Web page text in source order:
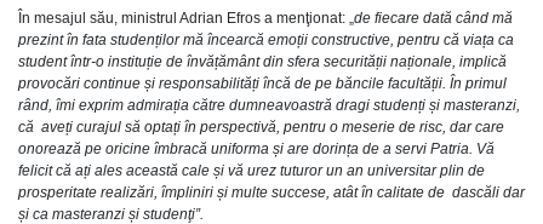
În mesajul său, ministrul Adrian Efros a menţionat: „ de fiecare dată când mă
prezint în fata studenților mă încearcă emoții constructive, pentru că viața ca
student într-o instituție de învățământ din sfera securității naționale, implică
provocări continue și responsabilități încă de pe băncile facultății. În primul
rând, îmi exprim admirația către dumneavoastră dragi studenți și masteranzi,
că aveți curajul să optați în perspectivă, pentru o meserie de risc, dar care
onorează pe oricine îmbracă uniforma și are dorința de a servi Patria. Vă
felicit că ați ales această cale și vă urez tuturor un an universitar plin de
prosperitate realizări, împliniri și multe succese, atât în calitate de dascăli dar
și ca masteranzi și studenţi”.